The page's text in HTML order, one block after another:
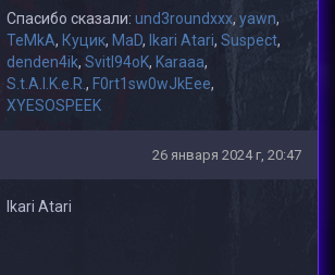
Спасибо сказали: und3roundxxx, yawn,
TeMkA, Куцик, MaD, Ikari Atari, Suspect,
denden4ik, Svitl94oK, Karaaa,
S.t.A.l.K.e.R., F0rt1sw0wJkEee,
XYESOSPEEK
26 января 2024 г, 20:47
Ikari Atari